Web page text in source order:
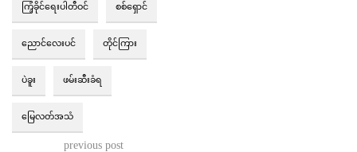
ကြံ့ခိုင်ရေးပါတီဝင် စစ်ရှောင်
ညောင်လေးပင် တိုင်ကြား
ပဲခူး ဖမ်းဆီးခံရ
မြေလတ်အသံ
previous post